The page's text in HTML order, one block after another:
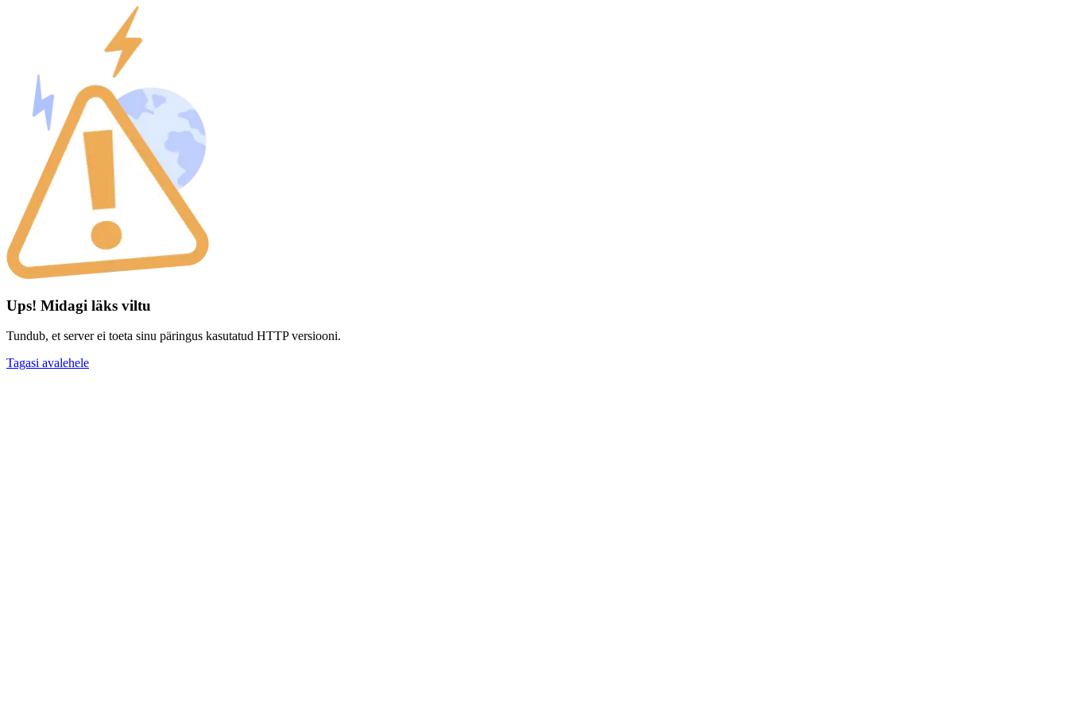
Ups! Midagi läks viltu
Tundub, et server ei toeta sinu päringus kasutatud HTTP versiooni.
Tagasi avalehele